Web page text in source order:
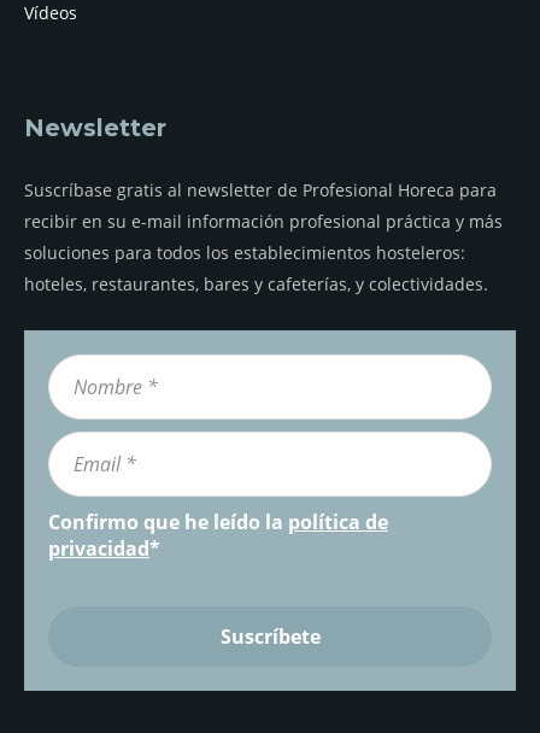
Vídeos
Newsletter
Suscríbase gratis al newsletter de Profesional Horeca para
recibir en su e-mail información profesional práctica y más
soluciones para todos los establecimientos hosteleros:
hoteles, restaurantes, bares y cafeterías, y colectividades.
Confirmo que he leído la política de
privacidad*